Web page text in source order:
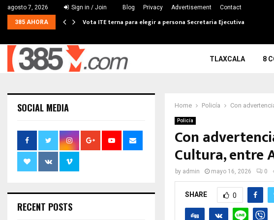
agosto 7, 2026 Sign in / Join Blog Privacy Advertisement Contact
385 AHORA Vota ITE terna para elegir a persona Secretaria Ejecutiva
TLAXCALA 8
Home Policía Con
Policía
Con
Cultura, entre
by admin mayo 16, 2026 0
SHARE 0
SOCIAL MEDIA
RECENT POSTS